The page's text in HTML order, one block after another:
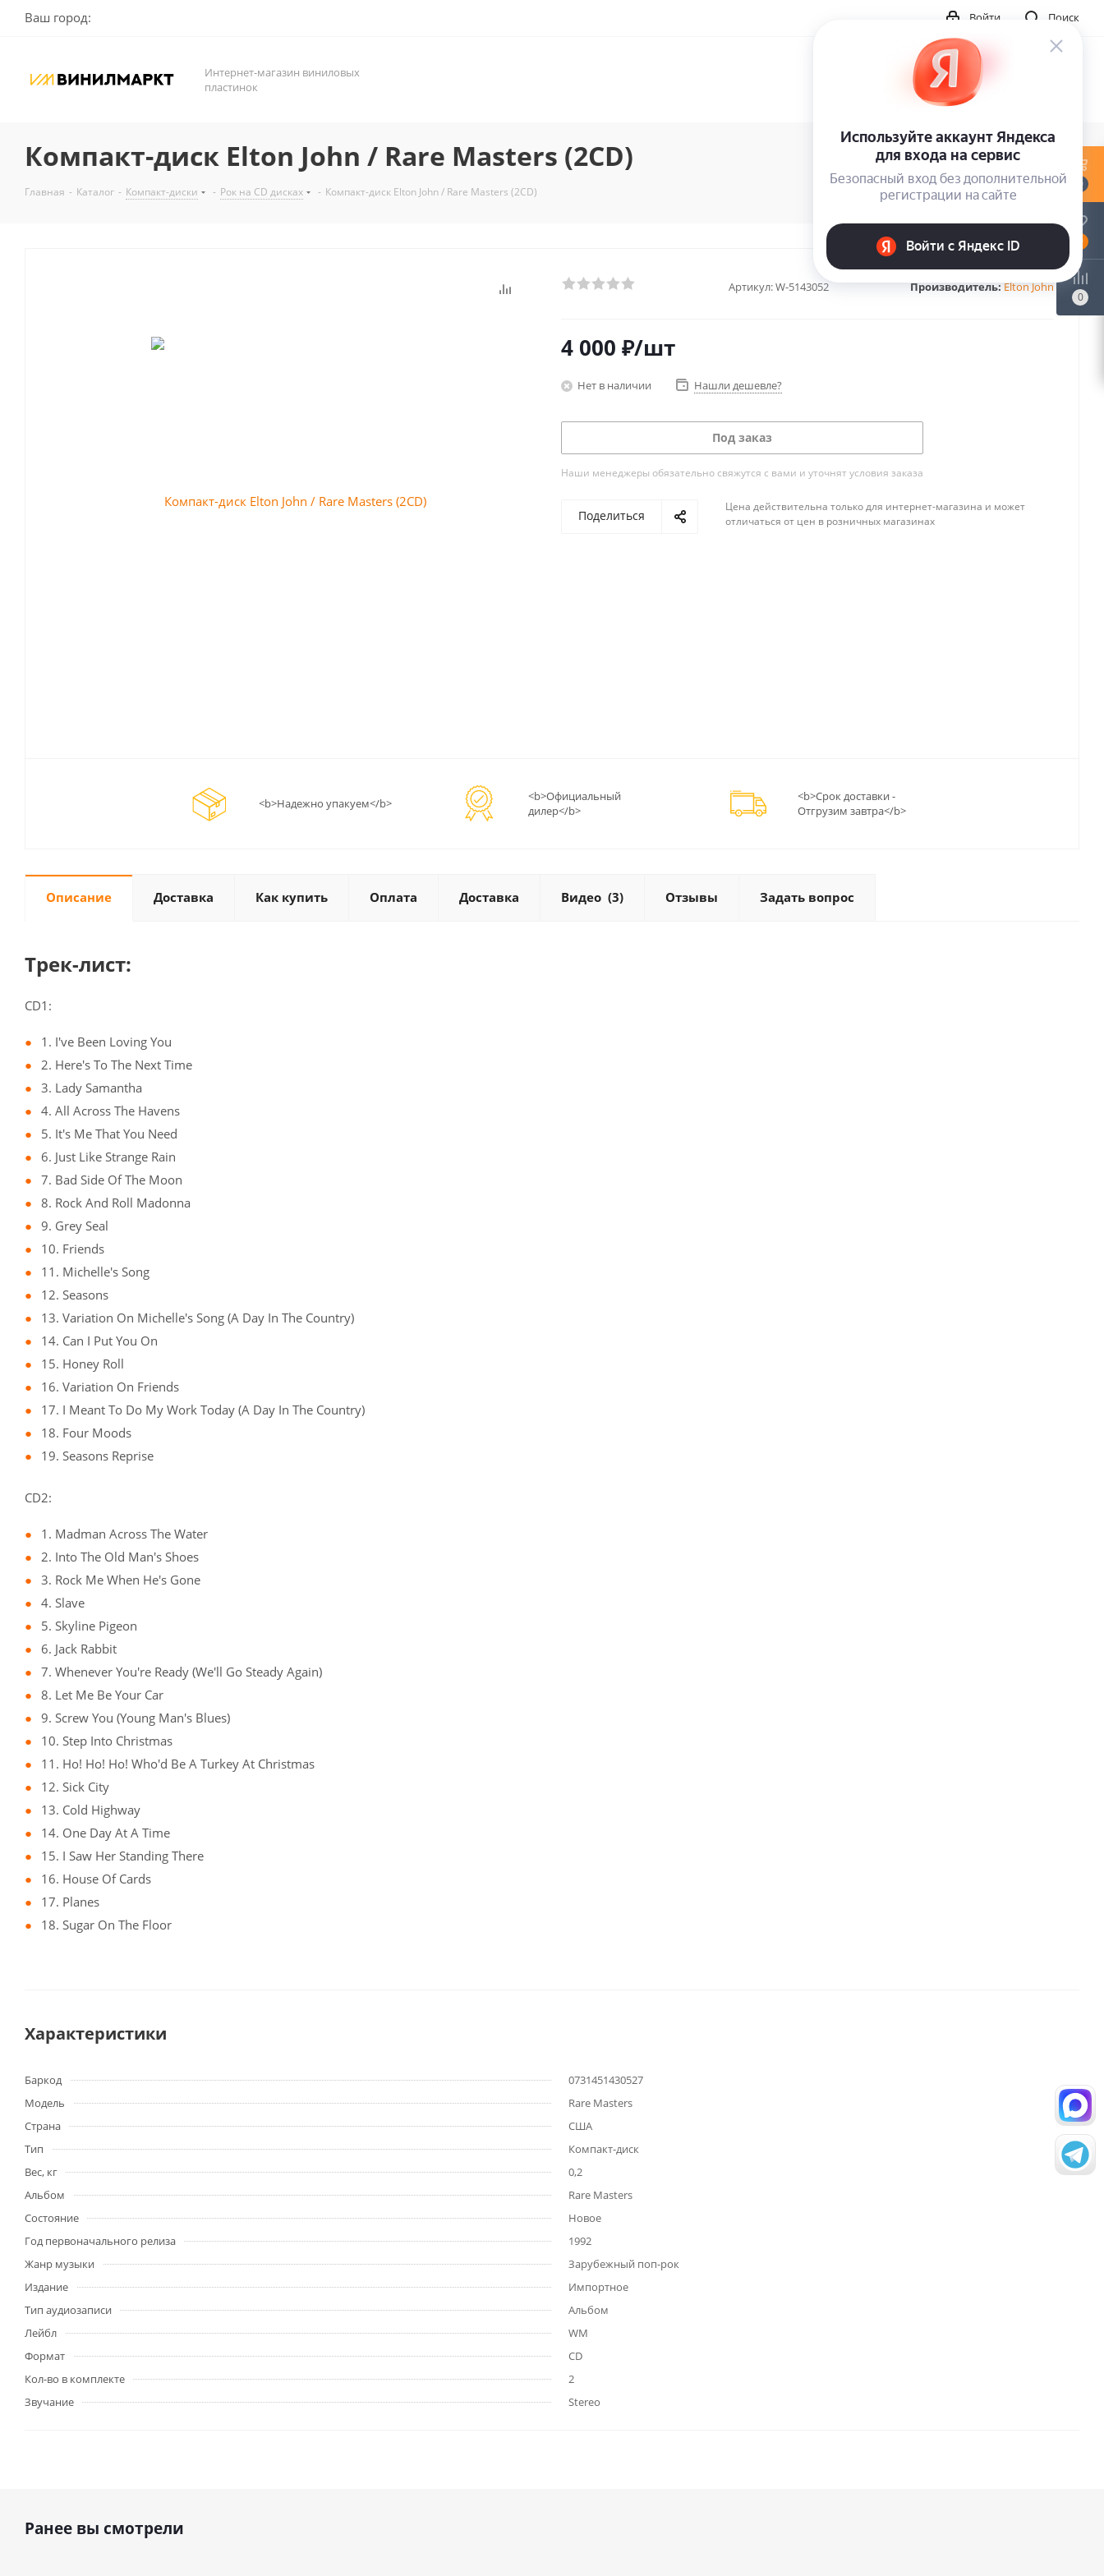
Ваш город: Поиск
Войти
Интернет-магазин виниловых
пластинок
Компакт-диск Elton John / Rare Masters (2CD)
Главная - Каталог - Компакт-диски - Рок на CD дисках - Компакт-диск Elton John / Rare Masters (2CD)
Артикул:W-5143052 Производитель:Elton John
4 000 ₽/шт
Нет в наличии Нашли дешевле?
Под заказ
Наши менеджеры обязательно свяжутся с вами и уточнят условия заказа
Поделиться
Цена действительна только для интернет-магазина и может
отличаться от цен в розничных магазинах
<b>Надежно упакуем</b>
<b>Официальный
дилер</b>
<b>Срок доставки -
Отгрузим завтра</b>
Описание Доставка Как купить Оплата Доставка Видео (3) Отзывы Задать вопрос
Трек-лист:
CD1:
1. I've Been Loving You
2. Here's To The Next Time
3. Lady Samantha
4. All Across The Havens
5. It's Me That You Need
6. Just Like Strange Rain
7. Bad Side Of The Moon
8. Rock And Roll Madonna
9. Grey Seal
10. Friends
11. Michelle's Song
12. Seasons
13. Variation On Michelle's Song (A Day In The Country)
14. Can I Put You On
15. Honey Roll
16. Variation On Friends
17. I Meant To Do My Work Today (A Day In The Country)
18. Four Moods
19. Seasons Reprise
CD2:
1. Madman Across The Water
2. Into The Old Man's Shoes
3. Rock Me When He's Gone
4. Slave
5. Skyline Pigeon
6. Jack Rabbit
7. Whenever You're Ready (We'll Go Steady Again)
8. Let Me Be Your Car
9. Screw You (Young Man's Blues)
10. Step Into Christmas
11. Ho! Ho! Ho! Who'd Be A Turkey At Christmas
12. Sick City
13. Cold Highway
14. One Day At A Time
15. I Saw Her Standing There
16. House Of Cards
17. Planes
18. Sugar On The Floor
Характеристики
Баркод
0731451430527
Модель
Rare Masters
Страна
США
Тип
Компакт-диск
Вес, кг
0,2
Альбом
Rare Masters
Состояние
Новое
Год первоначального релиза
1992
Жанр музыки
Зарубежный поп-рок
Издание
Импортное
Тип аудиозаписи
Альбом
Лейбл
WM
Формат
CD
Кол-во в комплекте
2
Звучание
Stereo
Ранее вы смотрели
0
0
0